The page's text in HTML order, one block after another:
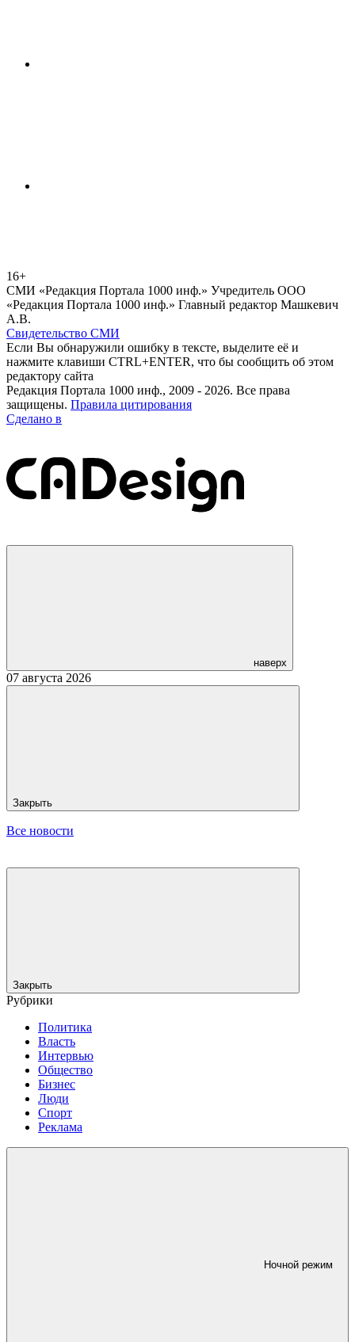
16+
СМИ «Редакция Портала 1000 инф.» Учредитель ООО
«Редакция Портала 1000 инф.» Главный редактор Машкевич
А.В.
Свидетельство СМИ
Если Вы обнаружили ошибку в тексте, выделите её и
нажмите клавиши CTRL+ENTER, что бы сообщить об этом
редактору сайта
Редакция Портала 1000 инф., 2009 - 2026. Все права
защищены. Правила цитирования
Сделано в
наверх
07 августа 2026
Закрыть
Все новости
Закрыть
Рубрики
Политика
Власть
Интервью
Общество
Бизнес
Люди
Спорт
Реклама
Ночной режим